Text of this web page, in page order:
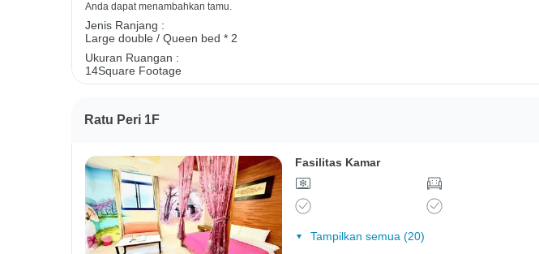
Anda dapat menambahkan tamu.
Jenis Ranjang :
Large double / Queen bed * 2
Ukuran Ruangan :
14Square Footage
Ratu Peri 1F
Fasilitas Kamar
Tampilkan semua (20)